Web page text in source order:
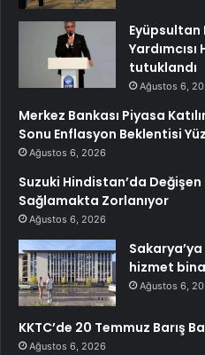
Eyüpsultan
tutuklandı
Ağustos 6,
Merkez Bankası Piyasa
Sonu Enflasyon Beklentisi
Ağustos 6, 2026
Suzuki Hindistan’da
Sağlamakta Zorlanıyor
Ağustos 6, 2026
hizmet
Ağustos 6,
KKTC’de 20 Temmuz Barış
Ağustos 6, 2026